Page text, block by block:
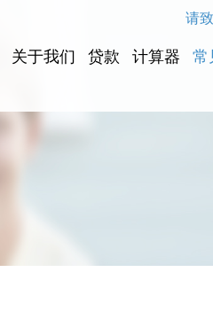
请
关于我们 贷款 计算器 常